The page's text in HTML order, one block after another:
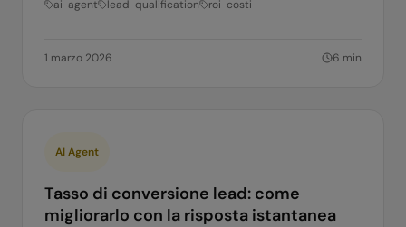
ai-agent lead-qualification roi-costi
1 marzo 2026 6 min
AI Agent
Tasso di conversione lead: come
migliorarlo con la risposta istantanea